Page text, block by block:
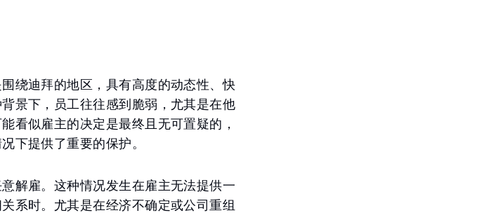
绕迪拜的地区，具有高度的动态性、快
景下，员工往往感到脆弱，尤其是在他
看似雇主的决定是最终且无可置疑的，
下提供了重要的保护。
解雇。这种情况发生在雇主无法提供一
系时。尤其是在经济不确定或公司重组